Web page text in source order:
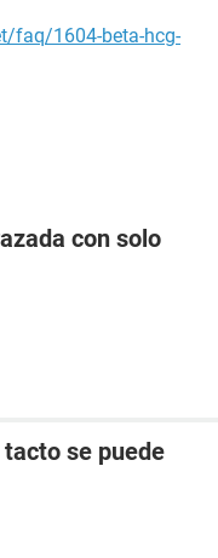
faq/1604-beta-hcg-
con solo
se puede